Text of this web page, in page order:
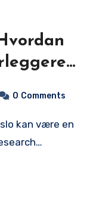
0 Comments